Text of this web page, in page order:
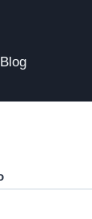
Blog